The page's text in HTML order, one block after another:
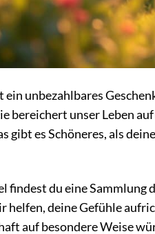
ein unbezahlbares
bereichert unser Leben
gibt es Schöneres, als
findest du eine Sammlung
helfen, deine Gefühle
auf besondere Weise